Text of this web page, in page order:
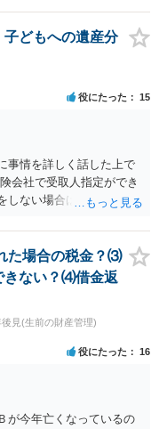
どもへの遺産分
役にたった 15
事情を詳しく話した上で
会社で受取人指定ができ
しない場合は遺言で対応
した後の扱いが異なりま
なるのであればお子さん
款上で受取人死亡の場合
で，かなり詳しい内容を
切なアドバイスが難しい
かもしれません。
た場合の税金？⑶
きない？⑷借金返
見(生前の財産管理)
役にたった 16
が今年亡くなっているの